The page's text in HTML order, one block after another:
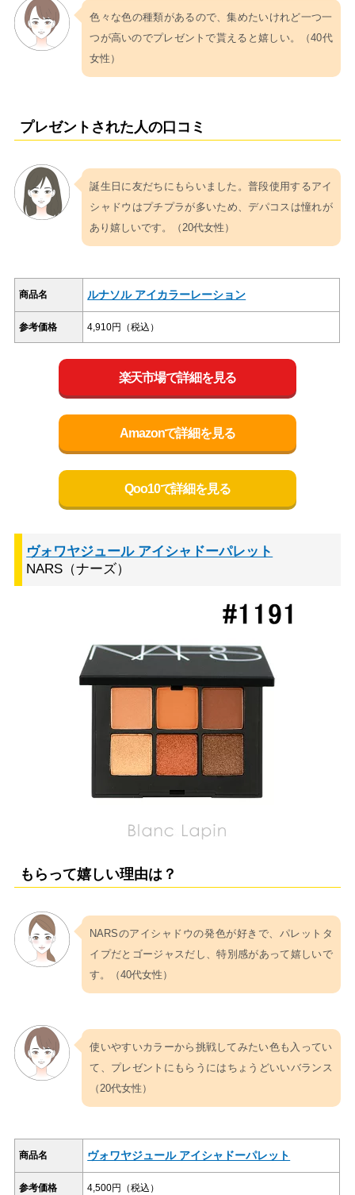
色々な色の種類があるので、集めたいけれど一つ一
つが高いのでプレゼントで貰えると嬉しい。（40代
女性）
プレゼントされた人の口コミ
誕生日に友だちにもらいました。普段使用するアイ
シャドウはプチプラが多いため、デパコスは憧れが
あり嬉しいです。（20代女性）
商品名 ルナソル アイカラーレーション
参考価格 4,910円（税込）
楽天市場で詳細を見る
Amazonで詳細を見る
Qoo10で詳細を見る
ヴォワヤジュール アイシャドーパレット
NARS（ナーズ）
もらって嬉しい理由は？
NARSのアイシャドウの発色が好きで、パレットタ
イプだとゴージャスだし、特別感があって嬉しいで
す。（40代女性）
使いやすいカラーから挑戦してみたい色も入ってい
て、プレゼントにもらうにはちょうどいいバランス
（20代女性）
商品名 ヴォワヤジュール アイシャドーパレット
参考価格 4,500円（税込）